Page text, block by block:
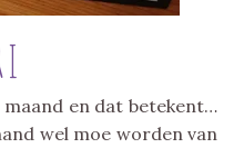
en dat betekent…
wel moe worden van